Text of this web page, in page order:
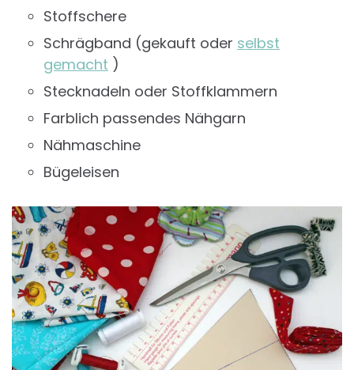
Stoffschere
Schrägband (gekauft oder selbst
gemacht )
Stecknadeln oder Stoffklammern
Farblich passendes Nähgarn
Nähmaschine
Bügeleisen